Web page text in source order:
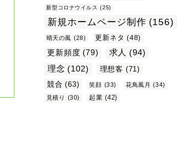
新型コロナウイルス (25)
新規ホームページ制作 (156)
晴天の風 (28) 更新ネタ (48)
更新頻度 (79) 求人 (94)
理念 (102) 理想客 (71)
競合 (63) 笑顔 (33) 花鳥風月 (34)
見積り
(30) 起業 (42)